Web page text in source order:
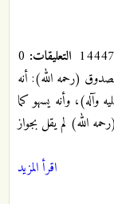
التعليقات:
(رحمه الله): أنه
وآله)، وأنه يسهو كما
الله) لم يقل بجواز
اقرأ المزيد